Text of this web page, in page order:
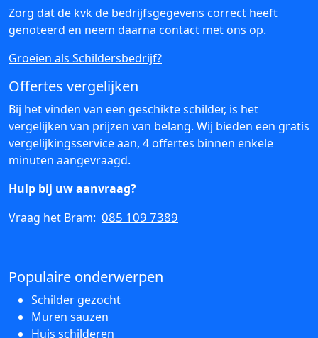
Zorg dat de kvk de bedrijfsgegevens correct heeft
genoteerd en neem daarna contact met ons op.
Groeien als Schildersbedrijf?
Offertes vergelijken
Bij het vinden van een geschikte schilder, is het
vergelijken van prijzen van belang. Wij bieden een gratis
vergelijkingsservice aan, 4 offertes binnen enkele
minuten aangevraagd.
Hulp bij uw aanvraag?
Vraag het Bram: 085 109 7389
Populaire onderwerpen
Schilder gezocht
Muren sauzen
Huis schilderen